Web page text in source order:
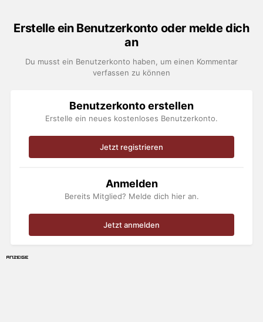
Erstelle ein Benutzerkonto oder melde dich
an
Du musst ein Benutzerkonto haben, um einen Kommentar
verfassen zu können
Benutzerkonto erstellen
Erstelle ein neues kostenloses Benutzerkonto.
Jetzt registrieren
Anmelden
Bereits Mitglied? Melde dich hier an.
Jetzt anmelden